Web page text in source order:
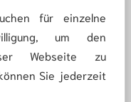
vorbereitetem
für einzelne
um den
Webseite zu
Sie jederzeit